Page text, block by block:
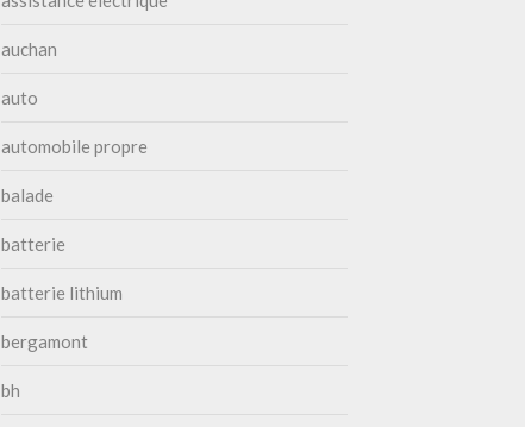
auchan
auto
automobile propre
balade
batterie
batterie lithium
bergamont
bh